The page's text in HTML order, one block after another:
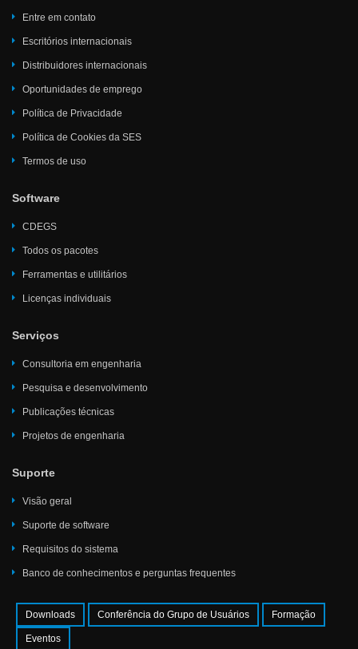
Entre em contato
Escritórios internacionais
Distribuidores internacionais
Oportunidades de emprego
Política de Privacidade
Política de Cookies da SES
Termos de uso
Software
CDEGS
Todos os pacotes
Ferramentas e utilitários
Licenças individuais
Serviços
Consultoria em engenharia
Pesquisa e desenvolvimento
Publicações técnicas
Projetos de engenharia
Suporte
Visão geral
Suporte de software
Requisitos do sistema
Banco de conhecimentos e perguntas frequentes
Downloads Conferência do Grupo de Usuários Formação
Eventos